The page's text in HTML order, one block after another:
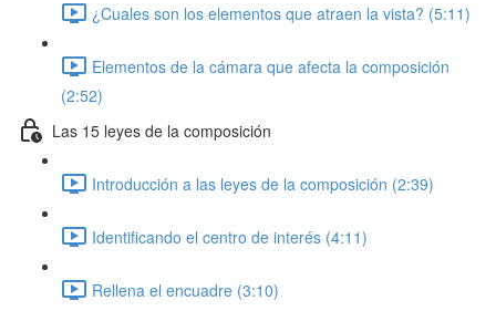
¿Cuales son los elementos que atraen la vista? (5:11)
Elementos de la cámara que afecta la composición
(2:52)
Las 15 leyes de la composición
Introducción a las leyes de la composición (2:39)
Identificando el centro de interés (4:11)
Rellena el encuadre (3:10)